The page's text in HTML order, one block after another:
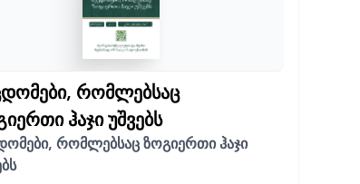
რომლებსაც
ჰაჯი უშვებს
რომლებსაც ზოგიერთი ჰაჯი